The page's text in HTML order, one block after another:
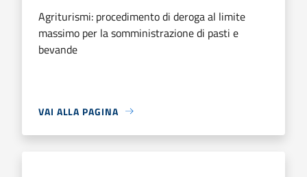
Agriturismi: procedimento di deroga al limite
massimo per la somministrazione di pasti e
bevande
VAI ALLA PAGINA